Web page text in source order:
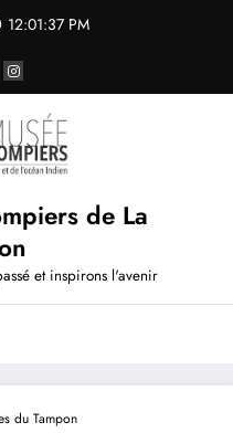
12:01:37 PM
de La
et inspirons l'avenir
du Tampon